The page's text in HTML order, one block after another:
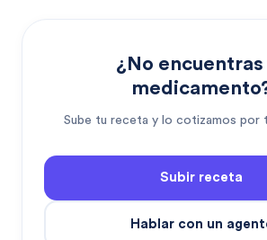
¿No encuentras
Sube tu receta y lo cotizamos por
Subir receta
Hablar con un